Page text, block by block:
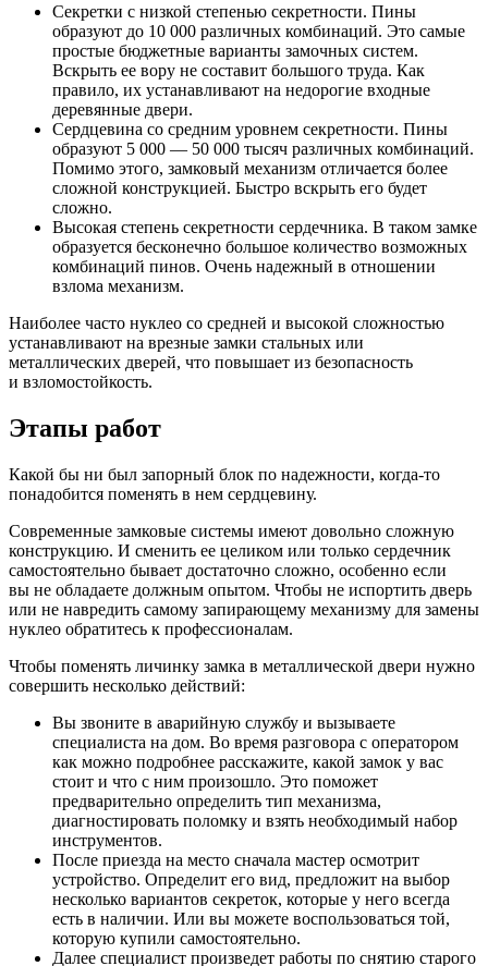
Секретки с низкой степенью секретности. Пины
образуют до 10 000 различных комбинаций. Это самые
простые бюджетные варианты замочных систем.
Вскрыть ее вору не составит большого труда. Как
правило, их устанавливают на недорогие входные
деревянные двери.
Сердцевина со средним уровнем секретности. Пины
образуют 5 000 — 50 000 тысяч различных комбинаций.
Помимо этого, замковый механизм отличается более
сложной конструкцией. Быстро вскрыть его будет
сложно.
Высокая степень секретности сердечника. В таком замке
образуется бесконечно большое количество возможных
комбинаций пинов. Очень надежный в отношении
взлома механизм.
Наиболее часто нуклео со средней и высокой сложностью
устанавливают на врезные замки стальных или
металлических дверей, что повышает из безопасность
и взломостойкость.
Этапы работ
Какой бы ни был запорный блок по надежности, когда-то
понадобится поменять в нем сердцевину.
Современные замковые системы имеют довольно сложную
конструкцию. И сменить ее целиком или только сердечник
самостоятельно бывает достаточно сложно, особенно если
вы не обладаете должным опытом. Чтобы не испортить дверь
или не навредить самому запирающему механизму для замены
нуклео обратитесь к профессионалам.
Чтобы поменять личинку замка в металлической двери нужно
совершить несколько действий:
Вы звоните в аварийную службу и вызываете
специалиста на дом. Во время разговора с оператором
как можно подробнее расскажите, какой замок у вас
стоит и что с ним произошло. Это поможет
предварительно определить тип механизма,
диагностировать поломку и взять необходимый набор
инструментов.
После приезда на место сначала мастер осмотрит
устройство. Определит его вид, предложит на выбор
несколько вариантов секреток, которые у него всегда
есть в наличии. Или вы можете воспользоваться той,
которую купили самостоятельно.
Далее специалист произведет работы по снятию старого